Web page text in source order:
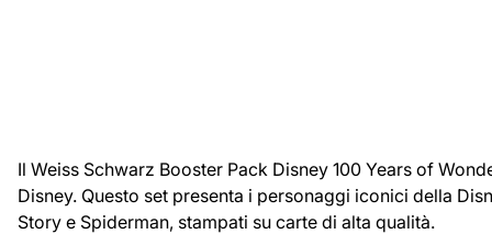
Il Weiss Schwarz Booster Pack Disney 100 Years of
Disney. Questo set presenta i personaggi iconici della
Story e Spiderman, stampati su carte di alta qualità.